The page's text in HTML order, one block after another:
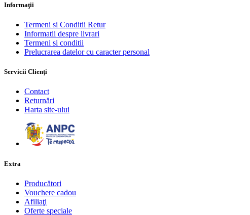
Informaţii
Termeni si Conditii Retur
Informatii despre livrari
Termeni si conditii
Prelucrarea datelor cu caracter personal
Servicii Clienţi
Contact
Returnări
Harta site-ului
Extra
Producători
Vouchere cadou
Afiliaţi
Oferte speciale